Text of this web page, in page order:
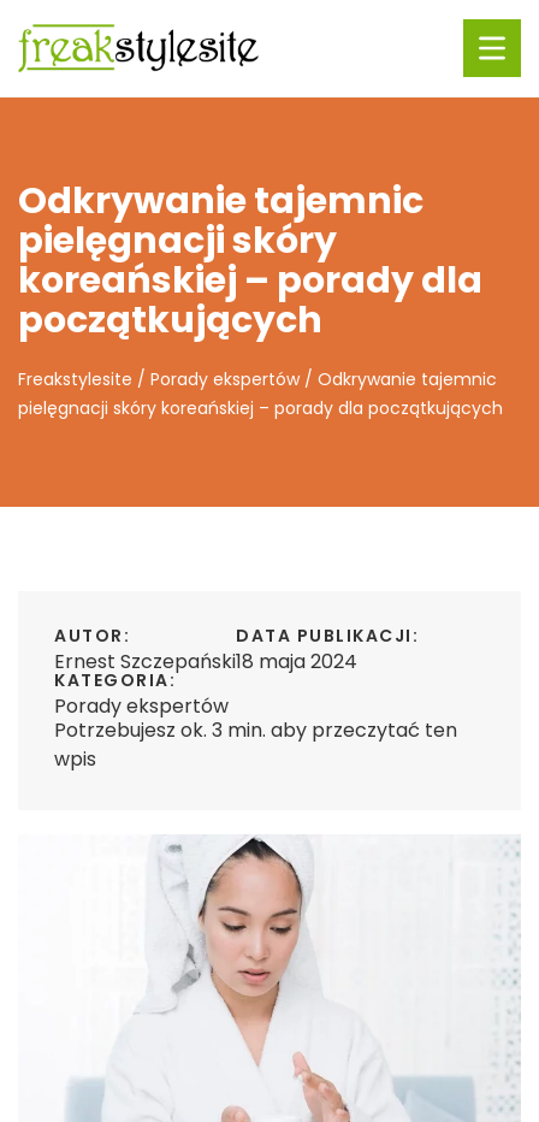
Odkrywanie tajemnic
pielęgnacji skóry
koreańskiej – porady dla
początkujących
Freakstylesite / Porady ekspertów/ Odkrywanie tajemnic
pielęgnacji skóry koreańskiej – porady dla początkujących
AUTOR:
Ernest Szczepański
DATA PUBLIKACJI:
18 maja 2024
KATEGORIA:
Porady ekspertów
Potrzebujesz ok. 3 min. aby przeczytać ten
wpis